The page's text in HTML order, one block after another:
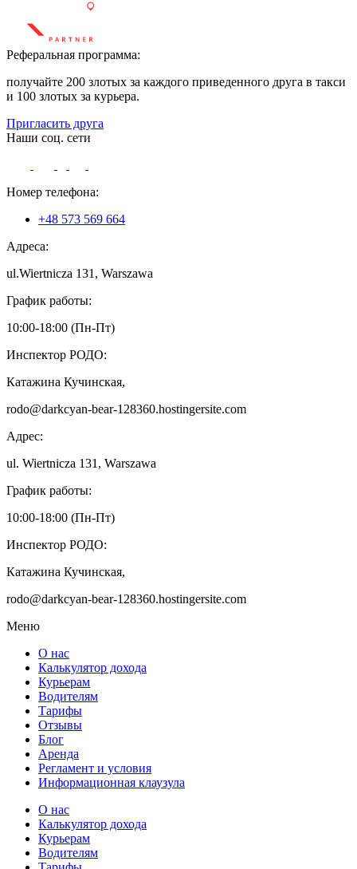
Реферальная программа:
получайте 200 злотых за каждого приведенного друга в такси
и 100 злотых за курьера.
Пригласить друга
Наши соц. сети
Номер телефона:
+48 573 569 664
Адреса:
ul.Wiertnicza 131, Warszawa
График работы:
10:00-18:00 (Пн-Пт)
Инспектор РОДО:
Катажина Кучинская,
rodo@darkcyan-bear-128360.hostingersite.com
Адрес:
ul. Wiertnicza 131, Warszawa
График работы:
10:00-18:00 (Пн-Пт)
Инспектор РОДО:
Катажина Кучинская,
rodo@darkcyan-bear-128360.hostingersite.com
Меню
О нас
Калькулятор дохода
Курьерам
Водителям
Тарифы
Отзывы
Блог
Аренда
Регламент и условия
Информационная клаузула
О нас
Калькулятор дохода
Курьерам
Водителям